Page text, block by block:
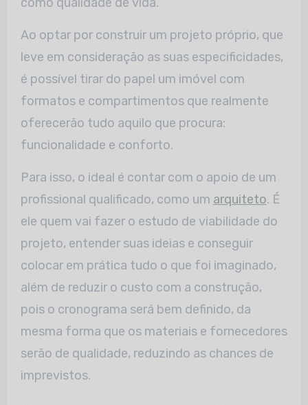
Ao optar por construir um projeto próprio, que
leve em consideração as suas especificidades,
é possível tirar do papel um imóvel com
formatos e compartimentos que realmente
oferecerão tudo aquilo que procura:
funcionalidade e conforto.
Para isso, o ideal é contar com o apoio de um
profissional qualificado, como um arquiteto. É
ele quem vai fazer o estudo de viabilidade do
projeto, entender suas ideias e conseguir
colocar em prática tudo o que foi imaginado,
além de reduzir o custo com a construção,
pois o cronograma será bem definido, da
mesma forma que os materiais e fornecedores
serão de qualidade, reduzindo as chances de
imprevistos.